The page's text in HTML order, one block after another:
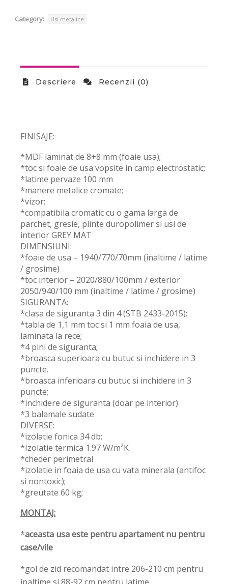
Category: Usi metalice
Descriere Recenzii (0)
FINISAJE:
*MDF laminat de 8+8 mm (foaie usa);
*toc si foaie de usa vopsite in camp electrostatic;
*latime pervaze 100 mm
*manere metalice cromate;
*vizor;
*compatibila cromatic cu o gama larga de
parchet, gresie, plinte duropolimer si usi de
interior GREY MAT
DIMENSIUNI:
*foaie de usa – 1940/770/70mm (inaltime / latime
/ grosime)
*toc interior – 2020/880/100mm / exterior
2050/940/100 mm (inaltime / latime / grosime)
SIGURANTA:
*clasa de siguranta 3 din 4 (STB 2433-2015);
*tabla de 1,1 mm toc si 1 mm foaia de usa,
laminata la rece;
*4 pini de siguranta;
*broasca superioara cu butuc si inchidere in 3
puncte.
*broasca inferioara cu butuc si inchidere in 3
puncte;
*inchidere de siguranta (doar pe interior)
*3 balamale sudate
DIVERSE:
*izolatie fonica 34 db;
*Izolatie termica 1.97 W/m²K
*cheder perimetral
*izolatie in foaia de usa cu vata minerala (antifoc
si nontoxic);
*greutate 60 kg;
MONTAJ:
*aceasta usa este pentru apartament nu pentru
case/vile
*gol de zid recomandat intre 206-210 cm pentru